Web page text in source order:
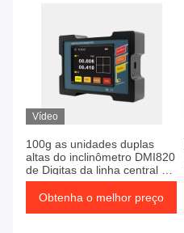
Vídeo
100g as unidades duplas
altas do inclinômetro DMI820
de Digitas da linha central da
precisão 2 comutam
Obtenha o melhor preço